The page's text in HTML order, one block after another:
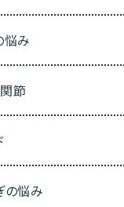
み
節
の悩み